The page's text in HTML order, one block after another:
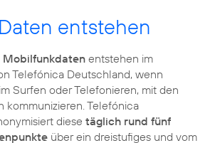
entstehen
entstehen im
Telefónica Deutschland, wenn
Surfen oder Telefonieren, mit den
kommunizieren. Telefónica
diese täglich rund fünf
über ein dreistufiges und vom